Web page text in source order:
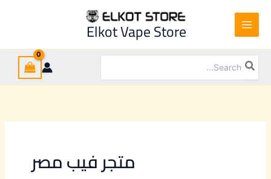
content
Elkot Vape Store
Search
for:
متجر فيب مصر